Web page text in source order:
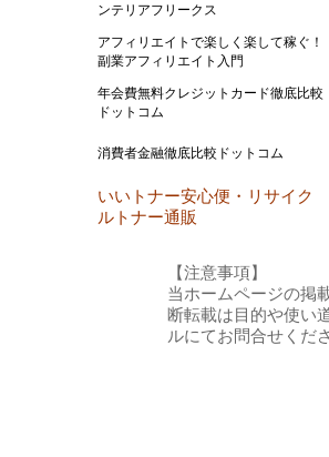
ンテリアフリークス
アフィリエイトで楽しく楽して稼ぐ！
副業アフィリエイト入門
年会費無料クレジットカード徹底比較
ドットコム
消費者金融徹底比較ドットコム
いいトナー安心便・リサイク
ルトナー通販
【注意事項】
当ホームページの掲
断転載は目的や使い
ルにてお問合せくだ